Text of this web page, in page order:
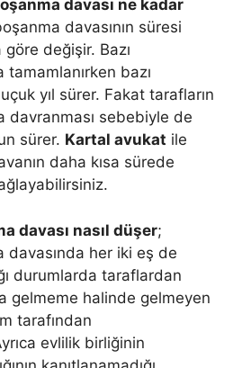
davası ne kadar
davasının süresi
değişir. Bazı
bazı
yıl sürer. Fakat tarafların
davranması sebebiyle de
sürer. Kartal avukat ile
daha kısa sürede
davası nasıl düşer;
davasında her iki eş de
durumlarda taraflardan
gelmeme halinde gelmeyen
tarafından
evlilik birliğinin